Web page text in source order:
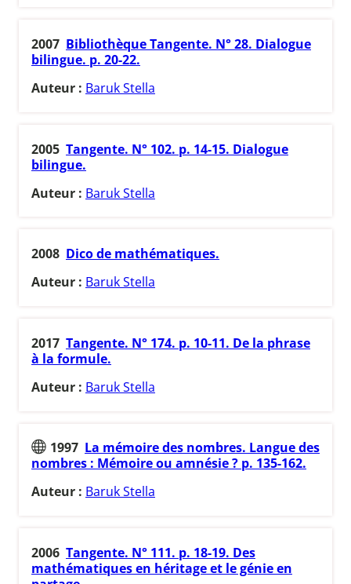
2007 Bibliothèque Tangente. N° 28. Dialogue
bilingue. p. 20-22.
Auteur : Baruk Stella
2005 Tangente. N° 102. p. 14-15. Dialogue
bilingue.
Auteur : Baruk Stella
2008 Dico de mathématiques.
Auteur : Baruk Stella
2017 Tangente. N° 174. p. 10-11. De la phrase
à la formule.
Auteur : Baruk Stella
1997 La mémoire des nombres. Langue des
nombres : Mémoire ou amnésie ? p. 135-162.
Auteur : Baruk Stella
2006 Tangente. N° 111. p. 18-19. Des
mathématiques en héritage et le génie en